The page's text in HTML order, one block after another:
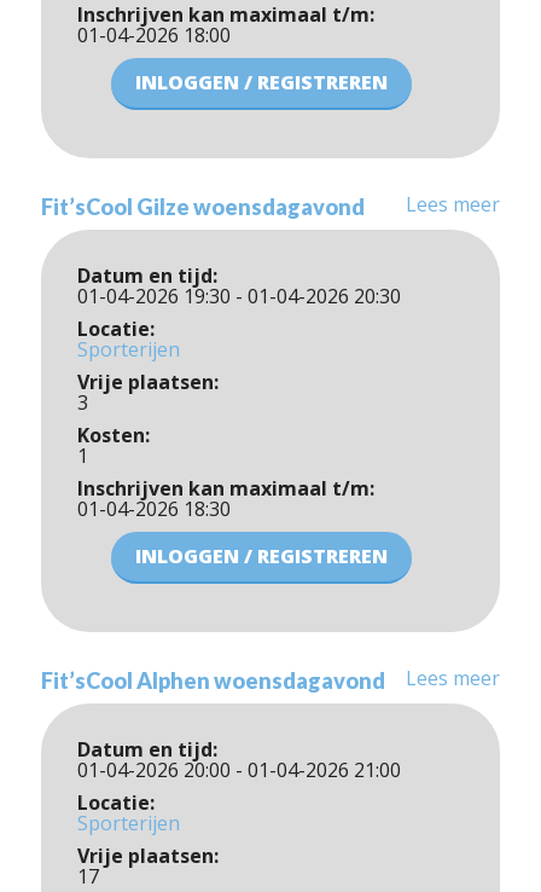
Inschrijven kan maximaal t/m:
01-04-2026 18:00
INLOGGEN / REGISTREREN
Fit’sCool Gilze woensdagavond Lees meer
Datum en tijd:
01-04-2026 19:30 - 01-04-2026 20:30
Locatie:
Sporterijen
Vrije plaatsen:
3
Kosten:
1
Inschrijven kan maximaal t/m:
01-04-2026 18:30
INLOGGEN / REGISTREREN
Fit’sCool Alphen woensdagavond Lees meer
Datum en tijd:
01-04-2026 20:00 - 01-04-2026 21:00
Locatie:
Sporterijen
Vrije plaatsen:
17